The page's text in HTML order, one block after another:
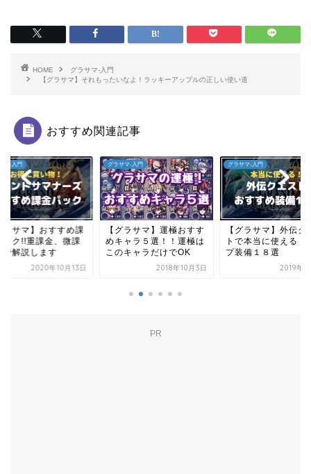
HOME
グラサマ-入門
【グラサマ】それもったいなよ！ラッキーアップルの正しい使い道
おすすめ関連記事
マ-入門
ラサマ】おすすめ課
ック!!重課金、微課
で解説します
2020年10月13日
グラサマ-入門
【グラサマ】運極おすす
めキャラ５選！！運極は
このキャラだけでOK
2018年10月3日
グラサマ-入門
【グラサマ】外伝ク
トで本当に使えるド
プ装備１８選
2019年8
PR